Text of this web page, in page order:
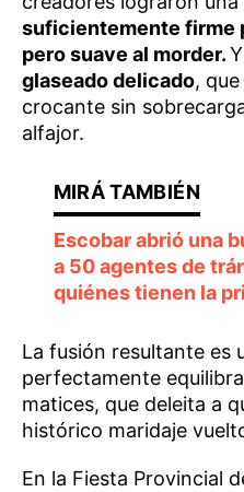
suficientemente firme
pero suave al morder.
glaseado delicado,
crocante sin
alfajor.
Escobar abrió una
a 50 agentes de
quiénes tienen la
La fusión resultante es
perfectamente
matices, que deleita a
histórico maridaje
En la Fiesta Provincial